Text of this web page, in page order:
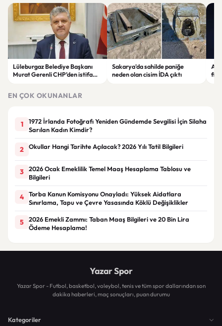
Lüleburgaz Belediye Başkanı
Murat Gerenli CHP’den istifa
Sakarya'da sahilde paniğe
neden olan cisim İDA çıktı
EN ÇOK OKUNANLAR
1
1972 İrlanda Fotoğrafı Yeniden Gündemde Sevgilisi İçin Silaha
Sarılan Kadın Kimdir?
2 Okullar Hangi Tarihte Açılacak? 2026 Yılı Tatil Bilgileri
3
2026 Ocak Emeklilik Temel Maaş Hesaplama Tablosu ve
Bilgileri
4
Torba Kanun Komisyonu Onayladı: Yüksek Aidatlara
Sınırlama, Tapu ve Çevre Yasasında Köklü Değişiklikler
5
2026 Emekli Zammı: Taban Maaş Bilgileri ve 20 Bin Lira
Ödeme Hesaplama!
Yazar Spor
Yazar Spor - Futbol, basketbol, voleybol, tenis ve tüm spor dallarından son
dakika haberleri, maç sonuçları, puan durumu
Kategoriler